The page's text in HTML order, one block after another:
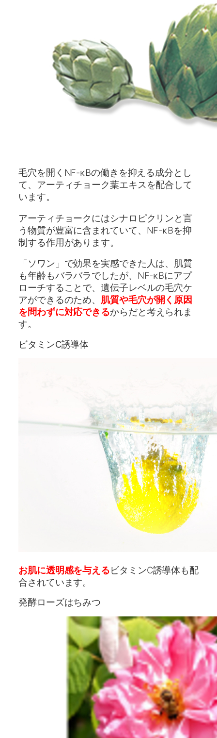
毛穴を開くNF-κBの働きを抑える成分とし
て、アーティチョーク葉エキスを配合して
います。
アーティチョークにはシナロピクリンと言
う物質が豊富に含まれていて、NF-κBを抑
制する作用があります。
「ソワン」で効果を実感できた人は、肌質
も年齢もバラバラでしたが、NF-κBにアプ
ローチすることで、遺伝子レベルの毛穴ケ
アができるのため、 肌質や毛穴が開く原因
を問わずに対応できるからだと考えられま
す。
ビタミンC誘導体
お肌に透明感を与えるビタミンC誘導体も配
合されています。
発酵ローズはちみつ